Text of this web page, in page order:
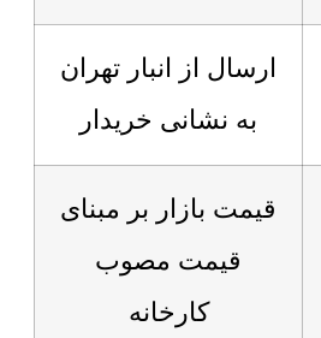
ارسال از انبار تهران
به نشانی خریدار
قیمت بازار بر مبنای
قیمت مصوب
کارخانه